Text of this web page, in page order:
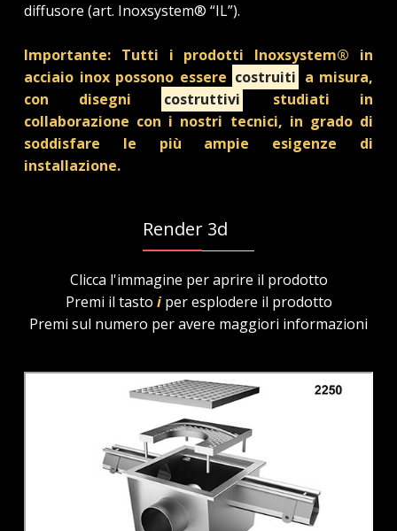
diffusore (art. Inoxsystem® “IL”).
Importante: Tutti i prodotti Inoxsystem® in
acciaio inox possono essere costruiti a misura,
con disegni
costruttivi
studiati in
collaborazione con i nostri tecnici, in grado di
soddisfare le più ampie esigenze di
installazione.
Render 3d
Clicca l'immagine per aprire il prodotto
Premi il tasto iper esplodere il prodotto
Premi sul numero per avere maggiori informazioni